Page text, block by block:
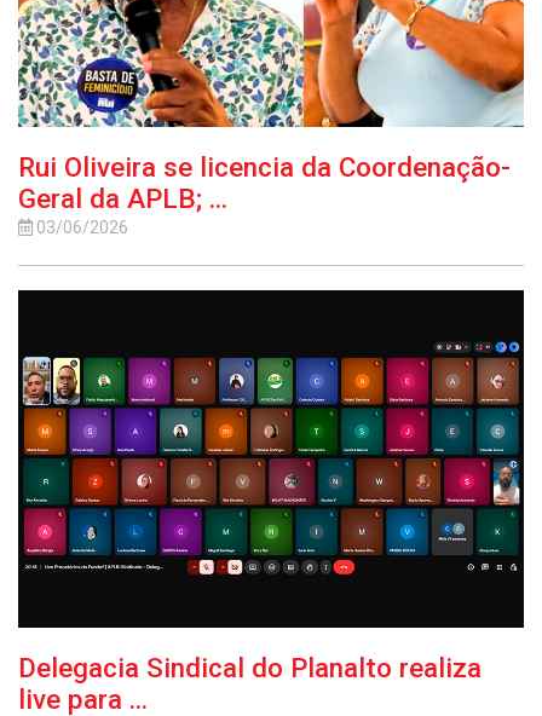
Rui Oliveira se licencia da Coordenação-
Geral da APLB; ...
03/06/2026
Delegacia Sindical do Planalto realiza
live para ...